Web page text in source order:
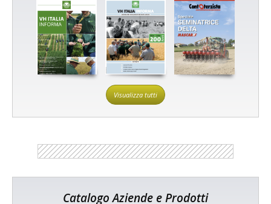
Visualizza tutti
Catalogo Aziende e Prodotti